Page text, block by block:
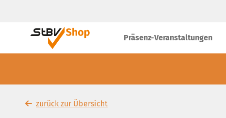
Präsenz-Veranstaltungen
zurück zur Übersicht